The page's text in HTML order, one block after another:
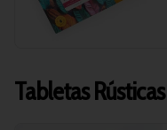
Tabletas Rústicas